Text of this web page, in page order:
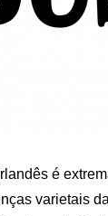
é
varietais